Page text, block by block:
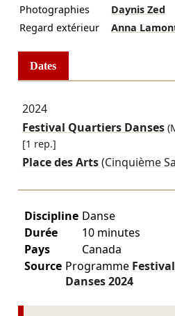
Photographies
Daynis Zed
Regard extérieur
Anna
Dates
2024
Festival Quartiers Danses
[1 rep.]
Place des Arts(Cinquième
Discipline Danse
Durée
10 minutes
Pays
Canada
Source Programme
Danses2024